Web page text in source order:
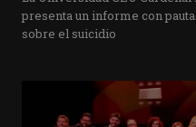
presenta un informe con
sobre el suicidio